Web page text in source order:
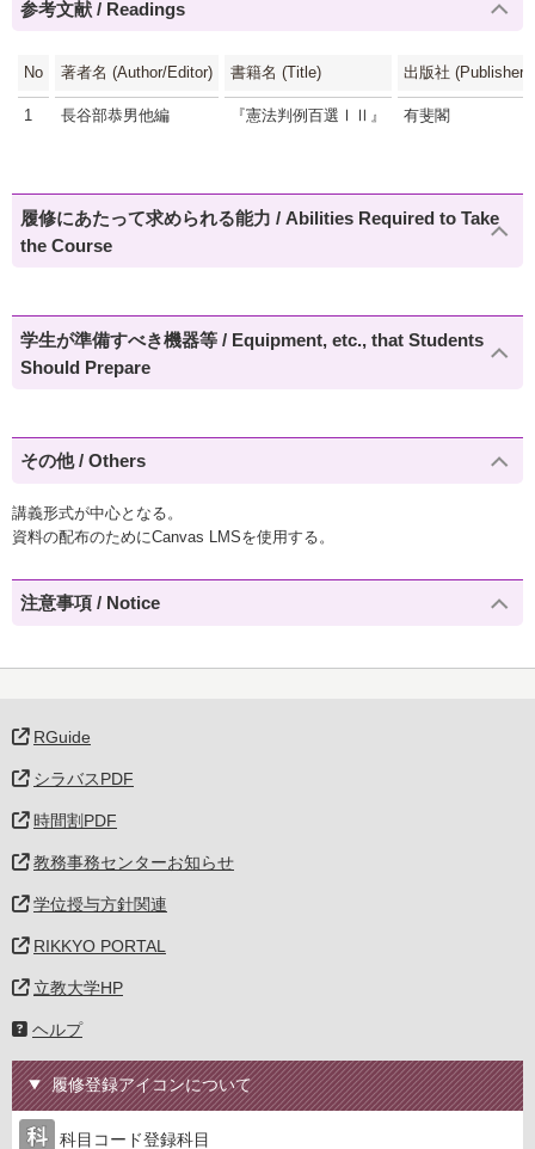
参考文献 / Readings
No 著者名 (Author/Editor) 書籍名 (Title) 出版社 (Publisher)
1 長谷部恭男他編 『憲法判例百選ⅠⅡ』 有斐閣
履修にあたって求められる能力 / Abilities Required to Take
the Course
学生が準備すべき機器等 / Equipment, etc., that Students
Should Prepare
その他 / Others
講義形式が中心となる。
資料の配布のためにCanvas LMSを使用する。
注意事項 / Notice
RGuide
シラバスPDF
時間割PDF
教務事務センターお知らせ
学位授与方針関連
RIKKYO PORTAL
立教大学HP
ヘルプ
履修登録アイコンについて
科目コード登録科目